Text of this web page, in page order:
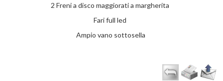
2 Freni a disco maggiorati a margherita
Fari full led
Ampio vano sottosella